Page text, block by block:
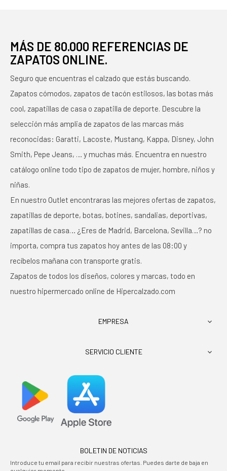
MÁS DE 80.000 REFERENCIAS DE
ZAPATOS ONLINE.
Seguro que encuentras el calzado que estás buscando.
Zapatos cómodos, zapatos de tacón estilosos, las botas más
cool, zapatillas de casa o zapatilla de deporte. Descubre la
selección más amplia de zapatos de las marcas más
reconocidas: Garatti, Lacoste, Mustang, Kappa, Disney, John
Smith, Pepe Jeans, … y muchas más. Encuentra en nuestro
catálogo online todo tipo de zapatos de mujer, hombre, niños y
niñas.
En nuestro Outlet encontraras las mejores ofertas de zapatos,
zapatillas de deporte, botas, botines, sandalias, deportivas,
zapatillas de casa… ¿Eres de Madrid, Barcelona, Sevilla…? no
importa, compra tus zapatos hoy antes de las 08:00 y
recíbelos mañana con transporte gratis.
Zapatos de todos los diseños, colores y marcas, todo en
nuestro hipermercado online de Hipercalzado.com
EMPRESA 
SERVICIO CLIENTE 
BOLETIN DE NOTICIAS
Introduce tu email para recibir nuestras ofertas. Puedes darte de baja en